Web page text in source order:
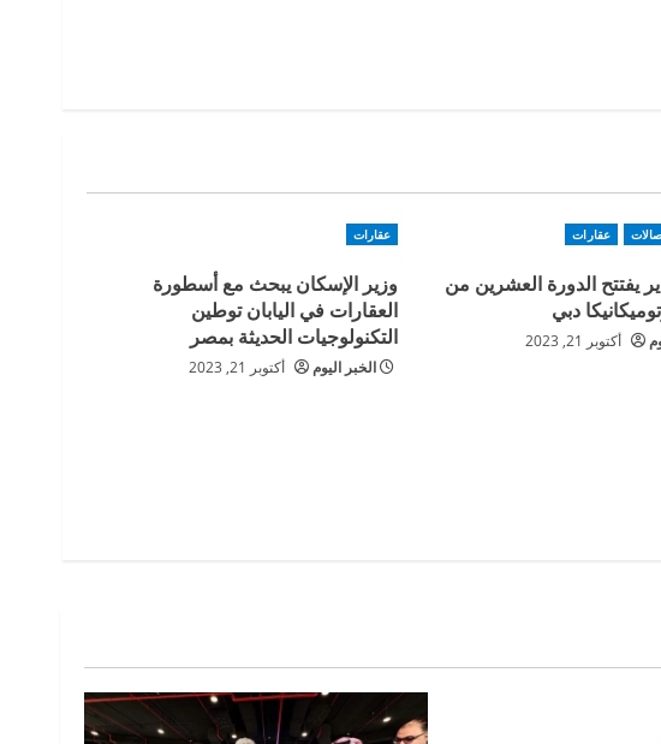
عقارات
يفتتح الدورة العشرين من
دبي
أكتوبر 21, 2023
عقارات
وزير الإسكان يبحث مع أسطورة
العقارات في اليابان توطين
التكنولوجيات الحديثة بمصر
الخبر اليوم أكتوبر 21, 2023